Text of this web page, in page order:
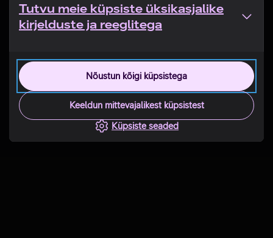
Tutvu meie küpsiste üksikasjalike
kirjelduste ja reeglitega
Nõustun kõigi küpsistega
Keeldun mittevajalikest küpsistest
Küpsiste seaded